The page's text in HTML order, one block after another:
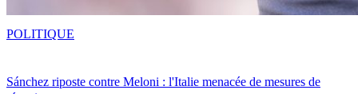
Sánchez riposte contre Meloni : l'Italie menacée de mesures de
POLITIQUE